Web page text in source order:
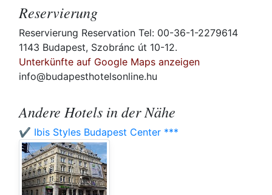
Reservierung
Reservierung Reservation Tel: 00-36-1-2279614
1143 Budapest, Szobránc út 10-12.
Unterkünfte auf Google Maps anzeigen
info@budapesthotelsonline.hu
Andere Hotels in der Nähe
✔️ Ibis Styles Budapest Center ***